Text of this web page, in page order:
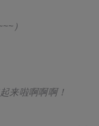
）
来啦啊啊啊！